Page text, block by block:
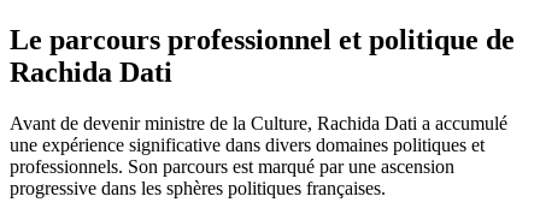
Le parcours professionnel et politique de
Rachida Dati
Avant de devenir ministre de la Culture, Rachida Dati a accumulé
une expérience significative dans divers domaines politiques et
professionnels. Son parcours est marqué par une ascension
progressive dans les sphères politiques françaises.